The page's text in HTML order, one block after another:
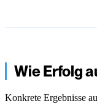
Wie Erfolg
Konkrete Ergebnisse